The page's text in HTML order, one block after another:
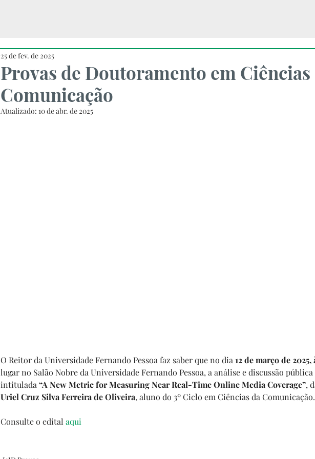
Provas de Doutoramento em Ciências
Comunicação
25 de fev. de 2025
Atualizado: 10 de abr. de 2025
O Reitor da Universidade Fernando Pessoa faz saber que no dia 12 de março de 2025,
lugar no Salão Nobre da Universidade Fernando Pessoa, a análise e discussão
intitulada “A New Metric for Measuring Near Real-Time Online Media Coverage”,
Uriel Cruz Silva Ferreira de Oliveira, aluno do 3º Ciclo em Ciências da Comunicação.
Consulte o edital aqui